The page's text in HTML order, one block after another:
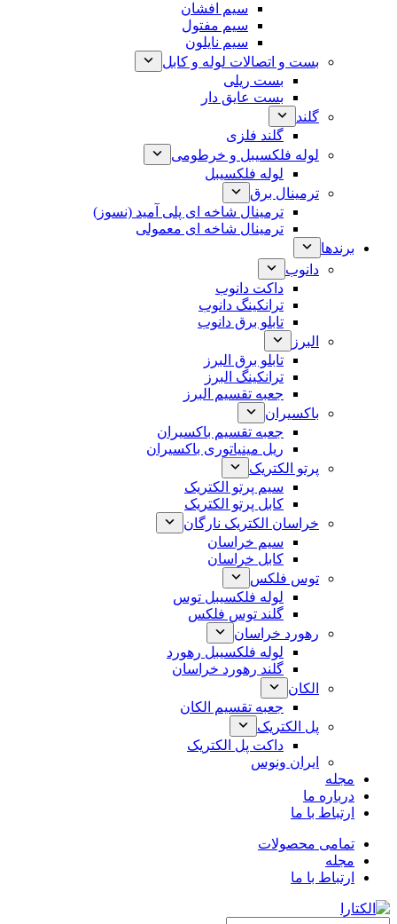
سیم افشان
سیم مفتول
سیم نایلون
بست و اتصالات لوله و کابل
بست ریلی
بست عایق دار
گلند
گلند فلزی
لوله فلکسیبل و خرطومی
لوله فلکسیبل
ترمینال برق
ترمینال شاخه ای پلی آمید (نسوز)
ترمینال شاخه ای معمولی
برندها
دانوب
داکت دانوب
ترانکینگ دانوب
تابلو برق دانوب
البرز
تابلو برق البرز
ترانکینگ البرز
جعبه تقسیم البرز
باکسیران
جعبه تقسیم باکسیران
ریل مینیاتوری باکسیران
پرتو الکتریک
سیم پرتو الکتریک
کابل پرتو الکتریک
خراسان الکتریک نارگان
سیم خراسان
کابل خراسان
توس فلکس
لوله فلکسیبل توس
گلند توس فلکس
رهورد خراسان
لوله فلکسیبل رهورد
گلند رهورد خراسان
الکان
جعبه تقسیم الکان
پل الکتریک
داکت پل الکتریک
ایران ونوس
مجله
درباره ما
ارتباط با ما
تمامی محصولات
مجله
ارتباط با ما